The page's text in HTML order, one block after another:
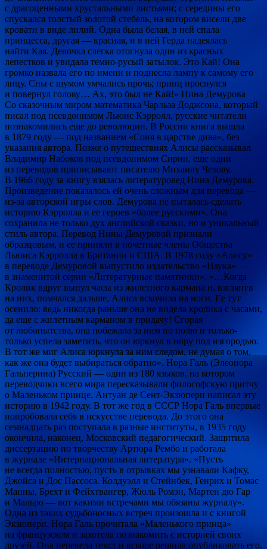
с драгоценными хрустальными листьями; с середины его
спускался толстый золотой стебель, на котором висели две
кровати в виде лилий. Одна была белая, в ней спала
принцесса, другая — красная, и в ней Герда надеялась
найти Кая. Девочка слегка отогнула один из красных
лепестков и увидала темно-русый затылок. Это Кай! Она
громко назвала его по имени и поднесла лампу к самому его
лицу. Сны с шумом умчались прочь; принц проснулся
и повернул голову… Ах, это был не Кай!» Нина Демурова
Со сказочным миром математика Чарльза Доджсона, который
писал под псевдонимом Льюис Кэрролл, русские читатели
познакомились еще до революции. В России книга вышла
в 1879 году — под названием «Соня в царстве дива», без
указания автора. Позже о путешествиях Алисы рассказывал
Владимир Набоков под псевдонимом Сирин, еще один
из переводов приписывают писателю Михаилу Чехову.
В 1966 году за книгу взялась литературовед Нина Демурова.
Произведение показалось ей очень сложным для перевода —
из-за авторской игры слов. Демурова не пыталась сделать
историю Кэрролла и ее героев «более русскими». Она
сохранила не только дух английской сказки, но и уникальный
стиль автора. Перевод Нины Демуровой признали
образцовым, и ее приняли в почетные члены Общества
Льюиса Кэрролла в Британии и США. В 1978 году «Алису»
в переводе Демуровой выпустило издательство «Наука» —
в знаменитой серии «Литературные памятники». «…Когда
Кролик вдруг вынул часы из жилетного кармана и, взглянув
на них, помчался дальше, Алиса вскочила на ноги. Ее тут
осенило: ведь никогда раньше она не видела кролика с часами,
да еще с жилетным карманом в придачу! Сгорая
от любопытства, она побежала за ним по полю и только-
только успела заметить, что он юркнул в нору под изгородью.
В тот же миг Алиса юркнула за ним следом, не думая о том,
как же она будет выбираться обратно». Нора Галь (Элеонора
Гальперина) Русский — один из 180 языков, на котором
переводчики всего мира пересказывали философскую притчу
о Маленьком принце. Антуан де Сент-Экзюпери написал эту
историю в 1942 году. В тот же год в СССР Нора Галь впервые
попробовала себя в искусстве перевода. До этого она
семнадцать раз поступала в разные институты, в 1935 году
окончила, наконец, Московский педагогический. Защитила
диссертацию по творчеству Артюра Рембо и работала
в журнале «Интернациональная литература». «Пусть
не всегда полностью, пусть в отрывках мы узнавали Кафку,
Джойса и Дос Пассоса. Колдуэлл и Стейнбек, Генрих и Томас
Манны, Брехт и Фейхтвангер, Жюль Ромэн, Мартен дю Гар
и Мальро — вот какими встречами мы обязаны журналу».
Одна из таких судьбоносных встреч произошла и с книгой
Экзюпери. Нора Галь прочитала «Маленького принца»
на французском и захотела познакомить с историей своих
друзей. Она перевела текст и вскоре решила опубликовать его.